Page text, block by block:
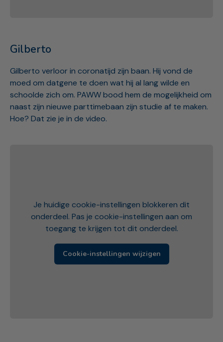
Gilberto
Gilberto verloor in coronatijd zijn baan. Hij vond de
moed om datgene te doen wat hij al lang wilde en
schoolde zich om. PAWW bood hem de mogelijkheid om
naast zijn nieuwe parttimebaan zijn studie af te maken.
Hoe? Dat zie je in de video.
Je huidige cookie-instellingen blokkeren dit
onderdeel. Pas je cookie-instellingen aan om
toegang te krijgen tot dit onderdeel.
Cookie-instellingen wijzigen